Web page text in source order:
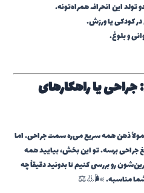
تولد این انحراف همراه‌تونه.
کودکی یا ورزش.
و بلوغ.
یا راهکارهای
ذهن همه سریع می‌ره سمت جراحی. اما
جراحی برسه. تو این بخش، بیایید همه
رو بررسی کنیم تا بدونید دقیقاً چه
شما مناسبه. 🌬️👃⚖️